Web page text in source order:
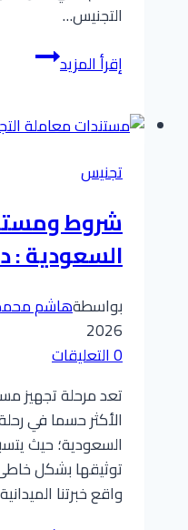
التجنيس…
إقرأ المزيدكم
تستغرق
التجنيس
السؤال
الذي
يشغل
بال
الآلاف
تجنيس
شروط
السعودية :
بواسطةهاشم
2026
0 التعليقات
تعد مرحلة تجهيز
الأكثر حسما في
السعودية؛ حيث
توثيقها بشكل
واقع خبرتنا